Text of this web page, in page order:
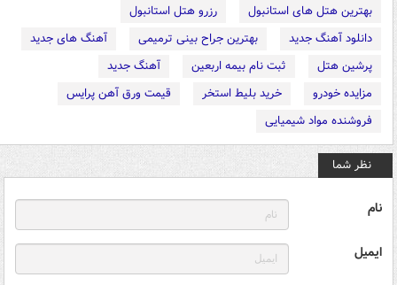
بهترین هتل های استانبول
رزرو هتل استانبول
دانلود آهنگ جدید
بهترین جراح بینی ترمیمی
آهنگ های جدید
پرشین هتل
ثبت نام بیمه اربعین
آهنگ جدید
مزایده خودرو
خرید بلیط استخر
قیمت ورق آهن پرایس
فروشنده مواد شیمیایی
نظر شما
نام
ایمیل